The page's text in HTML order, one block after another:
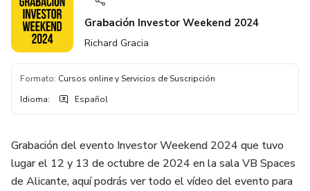
Grabación Investor Weekend 2024
Richard Gracia
Formato: Cursos online y Servicios de Suscripción
Idioma: Español
Grabación del evento Investor Weekend 2024 que tuvo
lugar el 12 y 13 de octubre de 2024 en la sala VB Spaces
de Alicante, aquí podrás ver todo el vídeo del evento para